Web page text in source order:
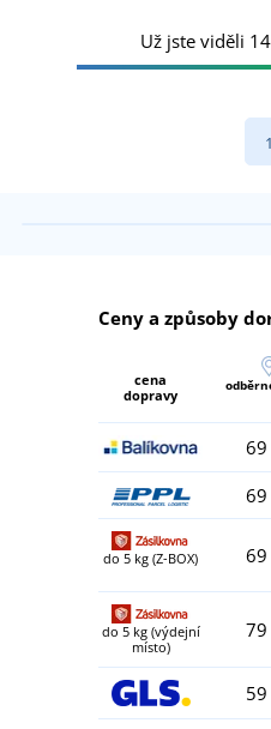
Už jste viděli
1
Ceny a způsoby
cena
dopravy
69
69
do 5 kg (Z-BOX) 69
do 5 kg (výdejní
místo)
79
59